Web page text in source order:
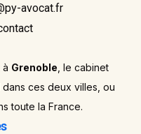
avocat.fr
à Grenoble , le cabinet
dans ces deux villes, ou
toute la France.